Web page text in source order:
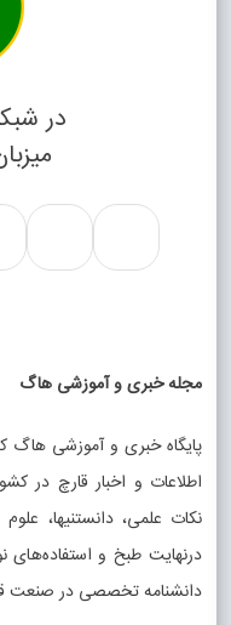
در
مجله خبری و آموزشی هاگ
پایگاه خبری و آموزشی هاگ
اطلاعات و اخبار قارچ در
نکات علمی، دانستنیها، علوم
درنهایت طبخ و استفاده‌های
دانشنامه تخصصی در صنعت